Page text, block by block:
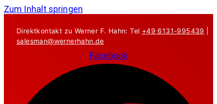
Zum Inhalt springen
Direktkontakt zu Werner F. Hahn: Tel +49 6131-995439
salesman@wernerhahn.de
Facebook